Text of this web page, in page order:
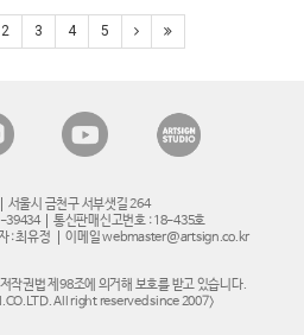
2 3 4 5
서울시 금천구 서부샛길 264
39434
통신판매신고번호 : 18-435호
: 최유정 이메일 webmaster@artsign.co.kr
작권법 제98조에 의거해 보호를 받고 있습니다.
All right reserved since 2007>